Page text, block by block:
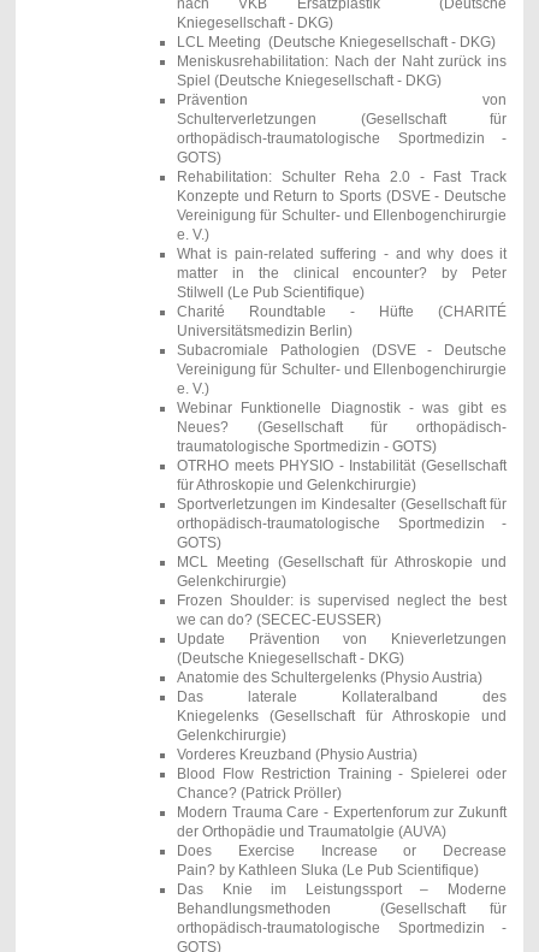
nach VKB Ersatzplastik
(Deutsche
Kniegesellschaft - DKG)
LCL Meeting (Deutsche Kniegesellschaft - DKG)
Meniskusrehabilitation: Nach der Naht zurück ins
Spiel (Deutsche Kniegesellschaft - DKG)
Prävention von
Schulterverletzungen (Gesellschaft für
orthopädisch-traumatologische Sportmedizin -
GOTS)
Rehabilitation: Schulter Reha 2.0 - Fast Track
Konzepte und Return to Sports(DSVE - Deutsche
Vereinigung für Schulter- und Ellenbogenchirurgie
e. V.)
What is pain-related suffering - and why does it
matter in the clinical encounter? by Peter
Stilwell (Le Pub Scientifique)
Charité Roundtable - Hüfte (CHARITÉ
Universitätsmedizin Berlin)
Subacromiale Pathologien (DSVE - Deutsche
Vereinigung für Schulter- und Ellenbogenchirurgie
e. V.)
Webinar Funktionelle Diagnostik - was gibt es
Neues? (Gesellschaft für orthopädisch-
traumatologische Sportmedizin - GOTS)
OTRHO meets PHYSIO - Instabilität (Gesellschaft
für Athroskopie und Gelenkchirurgie)
Sportverletzungen im Kindesalter (Gesellschaft für
orthopädisch-traumatologische Sportmedizin -
GOTS)
MCL Meeting (Gesellschaft für Athroskopie und
Gelenkchirurgie)
Frozen Shoulder: is supervised neglect the best
we can do? (SECEC-EUSSER)
Update Prävention von Knieverletzungen
(Deutsche Kniegesellschaft- DKG)
Anatomie des Schultergelenks (Physio Austria)
Das laterale Kollateralband des
Kniegelenks (Gesellschaft für Athroskopie und
Gelenkchirurgie)
Vorderes Kreuzband (Physio Austria)
Blood Flow Restriction Training - Spielerei oder
Chance? (Patrick Pröller)
Modern Trauma Care - Expertenforum zur Zukunft
der Orthopädie und Traumatolgie (AUVA)
Does Exercise Increase or Decrease
Pain? by Kathleen Sluka(Le Pub Scientifique​)
Das Knie im Leistungssport – Moderne
Behandlungsmethoden (Gesellschaft für
orthopädisch-traumatologische Sportmedizin -
GOTS)